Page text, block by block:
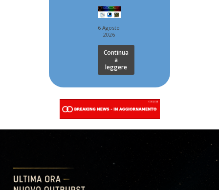
6 Agosto
2026
Continua
a
leggere